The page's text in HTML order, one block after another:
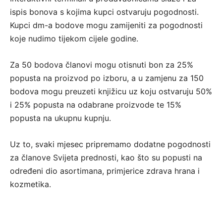
ispis bonova s kojima kupci ostvaruju pogodnosti.
Kupci dm-a bodove mogu zamijeniti za pogodnosti
koje nudimo tijekom cijele godine.
Za 50 bodova članovi mogu otisnuti bon za 25%
popusta na proizvod po izboru, a u zamjenu za 150
bodova mogu preuzeti knjižicu uz koju ostvaruju 50%
i 25% popusta na odabrane proizvode te 15%
popusta na ukupnu kupnju.
Uz to, svaki mjesec pripremamo dodatne pogodnosti
za članove Svijeta prednosti, kao što su popusti na
određeni dio asortimana, primjerice zdrava hrana i
kozmetika.